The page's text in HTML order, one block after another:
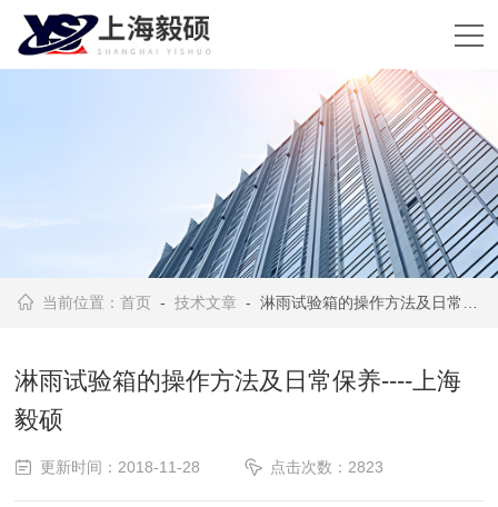
当前位置：首页 -技术文章 - 淋雨试验箱的操作方法及日常保养----上海毅硕
淋雨试验箱的操作方法及日常保养----上海
毅硕
更新时间：2018-11-28 点击次数：2823